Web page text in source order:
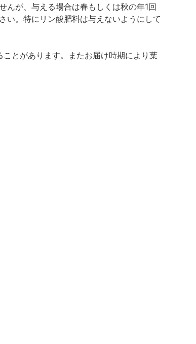
んが、与える場合は春もしくは秋の年1回
い。特にリン酸肥料は与えないようにして
とがあります。またお届け時期により葉